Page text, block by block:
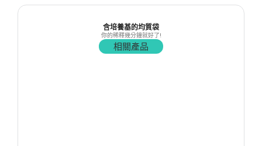
含培養基的均質袋
你的稀釋幾分鐘就好了!
相關產品